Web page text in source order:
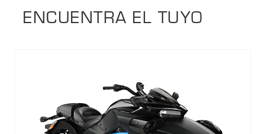
ENCUENTRA EL TUYO